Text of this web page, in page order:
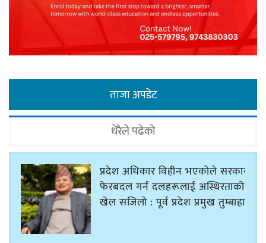
ताजा अपडेट
धेरैले पढेको
प्रदेश अधिकार विहीन भएकोले सरकार
फेरबदल गर्न दलहरूलाई अस्थिरताको
खेल सजिलो : पूर्व प्रदेश प्रमुख तुम्बाहाङ